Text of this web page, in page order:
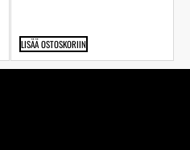
LISÄÄ OSTOSKORIIN